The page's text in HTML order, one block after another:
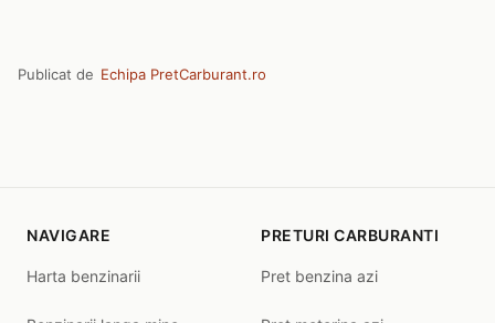
Publicat de Echipa PretCarburant.ro
NAVIGARE
Harta benzinarii
PRETURI CARBURANTI
Pret benzina azi